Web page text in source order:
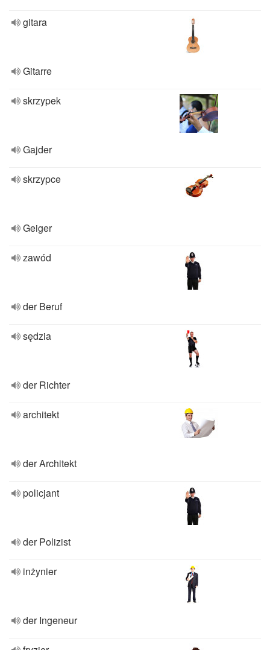
gitara
Gitarre
skrzypek
Gajder
skrzypce
Geiger
zawód
der Beruf
sędzia
der Richter
architekt
der Architekt
policjant
der Polizist
inżynier
der Ingeneur